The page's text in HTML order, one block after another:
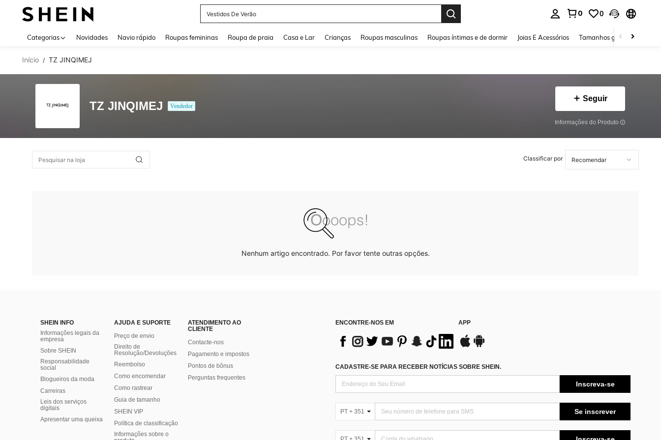
Vestidos De Verão
0 0
Categorias Novidades Navio rápido Roupas femininas Roupa de praia Casa e Lar Crianças Roupas masculinas Roupas íntimas e de dormir Joias E Acessórios Tamanhos grandes
Início / TZ JINQIMEJ
TZ JINQIMEJ Vendedor
Seguir
Informações do Produto
Classificar por
Nenhum artigo encontrado. Por favor tente outras opções.
SHEIN INFO
Informações legais da
empresa
Sobre SHEIN
Responsabilidade
social
Blogueiros da moda
Carreiras
Leis dos serviços
digitais
Apresentar uma queixa
AJUDA E SUPORTE
Preço de envio
Direito de
Resolução/Devoluções
Reembolso
Como encomendar
Como rastrear
Guia de tamanho
SHEIN VIP
Política de classificação
​Informações sobre o
ATENDIMENTO AO
CLIENTE
Contacte-nos
Pagamento e impostos
Pontos de bônus
Perguntas frequentes
ENCONTRE-NOS EM APP
CADASTRE-SE PARA RECEBER NOTÍCIAS SOBRE SHEIN.
Inscreva-se
PT + 351 Se inscrever